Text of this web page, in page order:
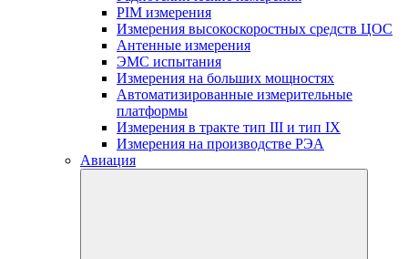
PIM измерения
Измерения высокоскоростных средств ЦОС
Антенные измерения
ЭМС испытания
Измерения на больших мощностях
Автоматизированные измерительные
платформы
Измерения в тракте тип III и тип IX
Измерения на производстве РЭА
Авиация